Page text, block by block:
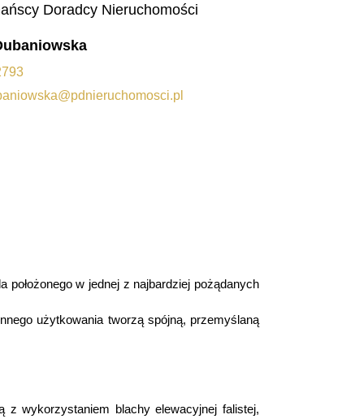
Doradcy Nieruchomości
w jednej z najbardziej pożądanych
użytkowania tworzą spójną, przemyślaną
z wykorzystaniem blachy elewacyjnej falistej,